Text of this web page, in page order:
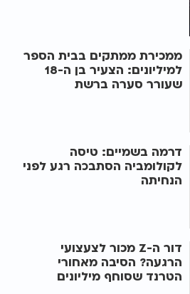
ממכירת ממתקים בבית הספר
למיליונים: הצעיר בן ה-18
שעורר סערה ברשת
דרמה בשמיים: טיסה
לקולומביה הסתבכה רגע לפני
הנחיתה
דור ה-Z מכור לצעצועי
הרגעה? הסיבה מאחורי
הטרנד שסוחף מיליונים